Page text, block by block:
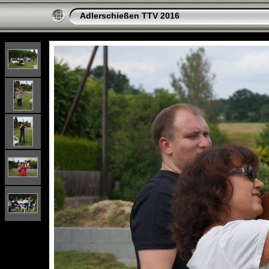
Adlerschießen TTV 2016